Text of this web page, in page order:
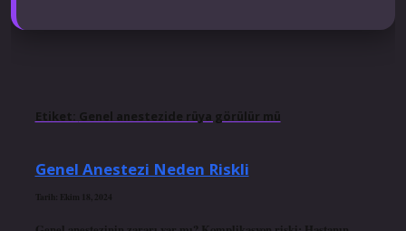
Etiket: Genel anestezide rüya görülür mü
Genel Anestezi Neden Riskli
Tarih: Ekim 18, 2024